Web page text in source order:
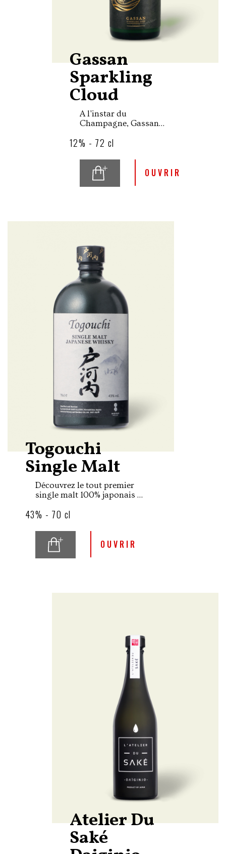
Gassan
Sparkling
Cloud
A l'instar du
Champagne, Gassan
naturellement pétillant dont
obtenues par l'ajout de lie de
saké entraînant une seconde
fermentation en bouteille
12% - 72 cl
OUVRIR
Togouchi
Single Malt
Découvrez le tout premier
single malt 100% japonais de
Togouchi qui ont pour
dans un tunnel niché au
cœur d'une forêt luxuriante.
43% - 70 cl
OUVRIR
Atelier Du
Saké